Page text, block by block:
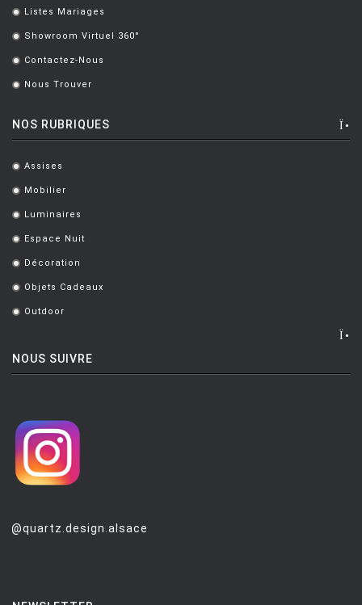
SERRALUNGA
SKITSCH
TOM DIXON
UMBRA
VERPAN
VITRA
ZANOTTA
. Listes Mariages
. Showroom Virtuel 360°
. Contactez-Nous
. Nous Trouver
NOS RUBRIQUES
. Assises
. Mobilier
. Luminaires
. Espace Nuit
. Décoration
. Objets Cadeaux
. Outdoor
NOUS SUIVRE
@quartz.design.alsace